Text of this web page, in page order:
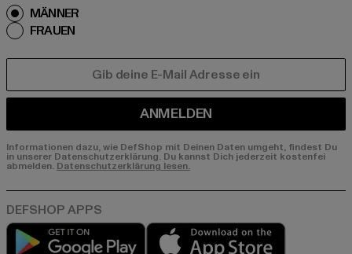
MÄNNER
FRAUEN
ANMELDEN
Informationen dazu, wie DefShop mit Deinen Daten umgeht, findest Du
in unserer Datenschutzerklärung. Du kannst Dich jederzeit kostenfei
abmelden. Datenschutzerklärung lesen.
Play market